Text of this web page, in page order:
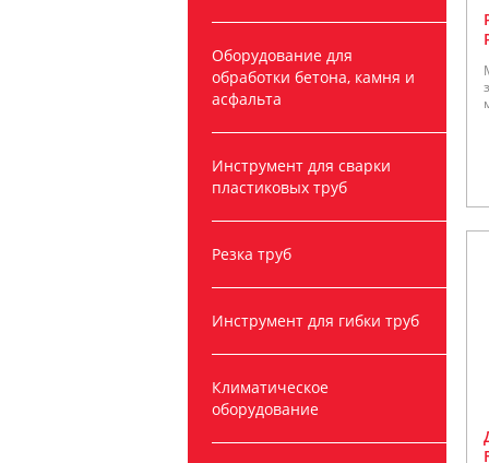
Оборудование для
обработки бетона, камня и
асфальта
Инструмент для сварки
пластиковых труб
Резка труб
Инструмент для гибки труб
Климатическое
оборудование